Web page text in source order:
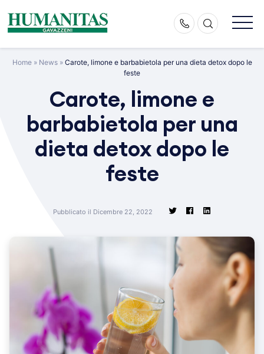
content
Home» News» Carote, limone e barbabietola per una dieta detox dopo le
feste
Carote, limone e
barbabietola per una
dieta detox dopo le
feste
Pubblicato il Dicembre 22, 2022